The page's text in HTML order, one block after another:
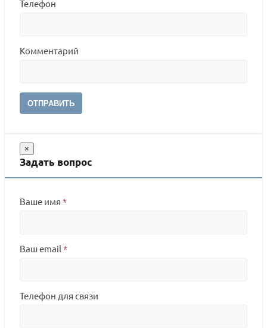
Телефон
Комментарий
ОТПРАВИТЬ
×
Задать вопрос
Ваше имя *
Ваш email *
Телефон для связи